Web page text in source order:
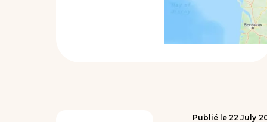
Publié le 22 July